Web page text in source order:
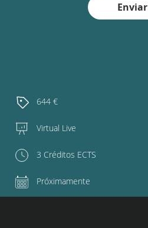
Enviar
644 €
Virtual Live
3 Créditos ECTS
Próximamente